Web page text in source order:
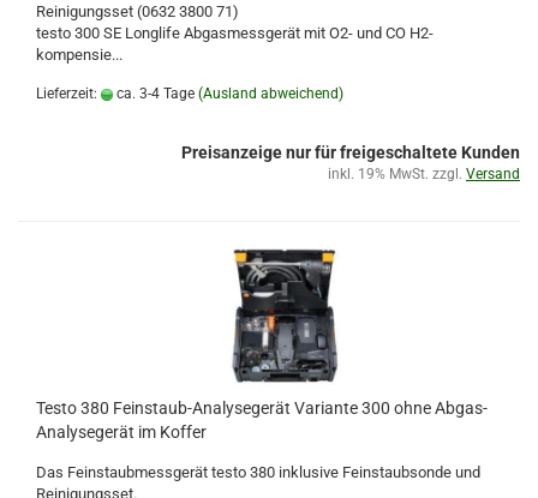
Reinigungsset (0632 3800 71)
testo 300 SE Longlife Abgasmessgerät mit O2- und CO H2-
kompensie...
Lieferzeit: ca. 3-4 Tage (Ausland abweichend)
Preisanzeige nur für freigeschaltete Kunden
inkl. 19% MwSt. zzgl. Versand
Testo 380 Feinstaub-Analysegerät Variante 300 ohne Abgas-
Analysegerät im Koffer
Das Feinstaubmessgerät testo 380 inklusive Feinstaubsonde und
Reinigungsset.